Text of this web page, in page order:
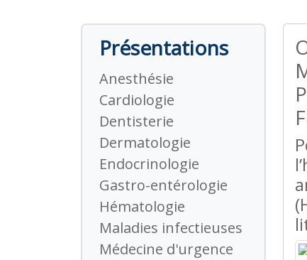
Présentations
Anesthésie
Cardiologie
Dentisterie
Dermatologie
Endocrinologie
Gastro-entérologie
Hématologie
Maladies infectieuses
Médecine d'urgence